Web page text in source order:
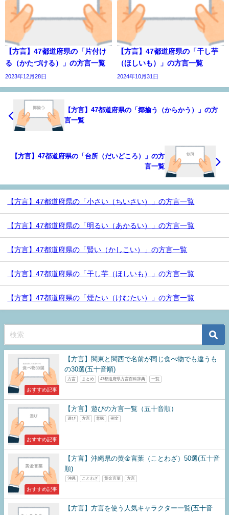
【方言】47都道府県の「片付け
る（かたづける）」の方言一覧
2023年12月28日
【方言】47都道府県の「干し芋
（ほしいも）」の方言一覧
2024年10月31日
【方言】47都道府県の「揶揄う（からかう）」の方
言一覧
【方言】47都道府県の「台所（だいどころ）」の方
言一覧
【方言】47都道府県の「小さい（ちいさい）」の方言一覧
【方言】47都道府県の「明るい（あかるい）」の方言一覧
【方言】47都道府県の「賢い（かしこい）」の方言一覧
【方言】47都道府県の「干し芋（ほしいも）」の方言一覧
【方言】47都道府県の「煙たい（けむたい）」の方言一覧
おすすめ記事
【方言】関東と関西で名前が同じ食べ物でも違うも
の30選(五十音順)
方言 まとめ 47都道府県方言百科辞典 一覧
おすすめ記事
【方言】遊びの方言一覧（五十音順）
遊び 方言 意味 例文
おすすめ記事
【方言】沖縄県の黄金言葉（ことわざ）50選(五十音
順)
沖縄 ことわざ 黄金言葉 方言
【方言】方言を使う人気キャラクター一覧(五十音